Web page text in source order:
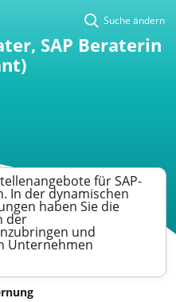
Suche ändern
SAP Beraterin
für SAP-
In der dynamischen
haben Sie die
der
und
Unternehmen